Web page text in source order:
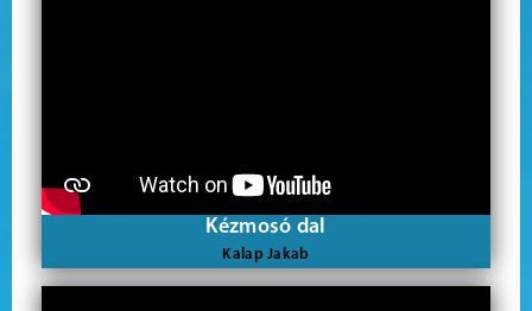
Kézmosó dal
Kalap Jakab